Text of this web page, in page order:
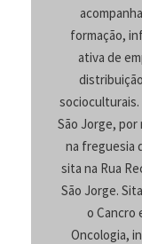
formação,
ativa de
socioculturais.
São Jorge,
na freguesia
sita na Rua
São Jorge.
o Cancro
Oncologia,